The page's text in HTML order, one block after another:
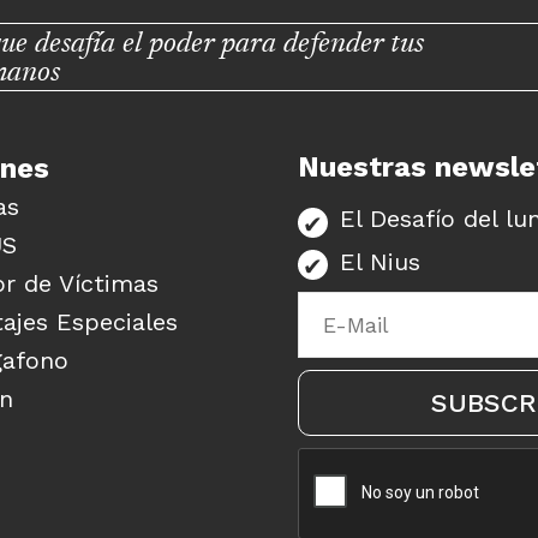
desafía el poder para defender tus
de Víctimas
Especiales
Nuestras
El Desafío del
El Nius